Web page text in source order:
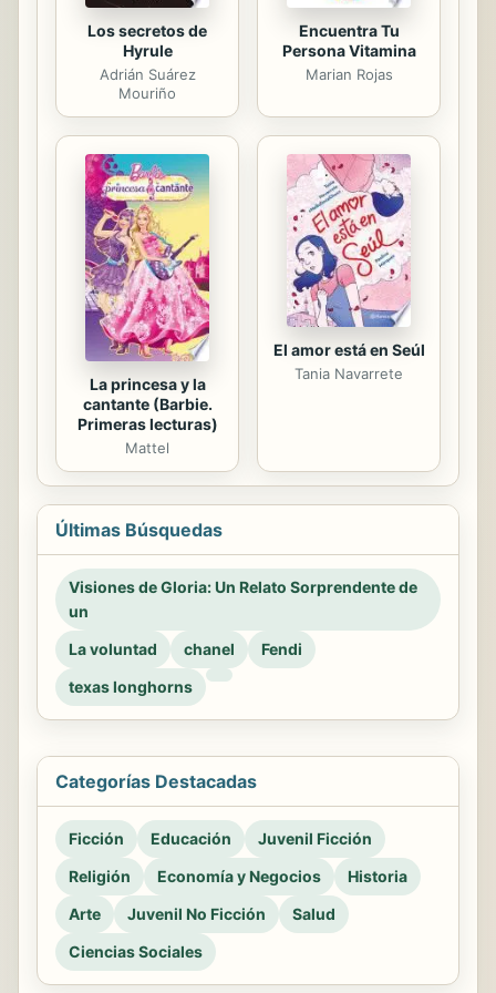
Los secretos de
Hyrule
Adrián Suárez
Mouriño
Encuentra Tu
Persona Vitamina
Marian Rojas
La princesa y la
cantante (Barbie.
Primeras lecturas)
Mattel
El amor está en Seúl
Tania Navarrete
Últimas Búsquedas
Visiones de Gloria: Un Relato Sorprendente de
un
La voluntad
chanel
Fendi
texas longhorns
Categorías Destacadas
Ficción Educación
Juvenil Ficción
Religión
Economía y Negocios
Historia
Arte
Juvenil No Ficción
Salud
Ciencias Sociales